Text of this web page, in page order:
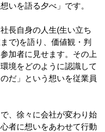
いを語る夕べ」です。
長自身の人生(生い立ち
で)を語り、価値観・判
加者に見せます。その上
境をどのように認識して
だ」という想いを従業員
、徐々に会社が変わり始
者に想いをあわせて行動